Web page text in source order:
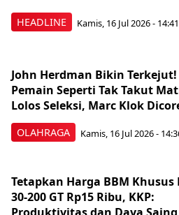
HEADLINE Kamis, 16 Jul 2026 - 14:41
OLAHRAGA
John Herdman Bikin Terkejut!
Pemain Seperti Tak Takut
Lolos Seleksi, Marc Klok
Kamis, 16 Jul 2026 -
Tetapkan Harga BBM Khusus
30-200 GT Rp15 Ribu, KKP: